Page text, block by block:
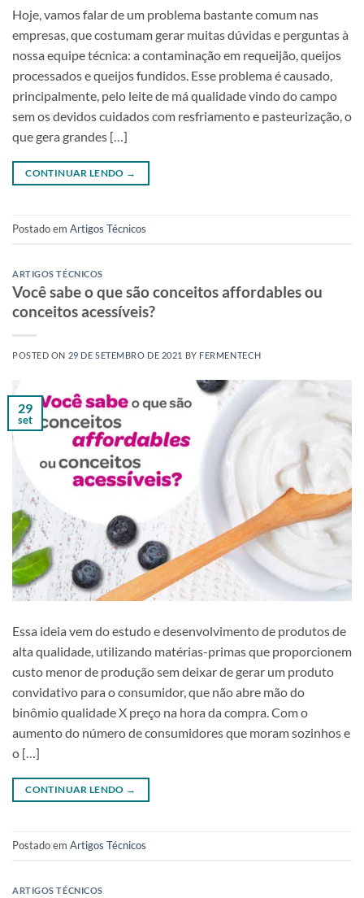
Hoje, vamos falar de um problema bastante comum nas
empresas, que costumam gerar muitas dúvidas e perguntas à
nossa equipe técnica: a contaminação em requeijão, queijos
processados e queijos fundidos. Esse problema é causado,
principalmente, pelo leite de má qualidade vindo do campo
sem os devidos cuidados com resfriamento e pasteurização, o
que gera grandes […]
CONTINUAR LENDO →
Postado em Artigos Técnicos
ARTIGOS TÉCNICOS
Você sabe o que são conceitos affordables ou
conceitos acessíveis?
POSTED ON 29 DE SETEMBRO DE 2021 BY FERMENTECH
29
set
Essa ideia vem do estudo e desenvolvimento de produtos de
alta qualidade, utilizando matérias-primas que proporcionem
custo menor de produção sem deixar de gerar um produto
convidativo para o consumidor, que não abre mão do
binômio qualidade X preço na hora da compra. Com o
aumento do número de consumidores que moram sozinhos e
o […]
CONTINUAR LENDO →
Postado em Artigos Técnicos
ARTIGOS TÉCNICOS